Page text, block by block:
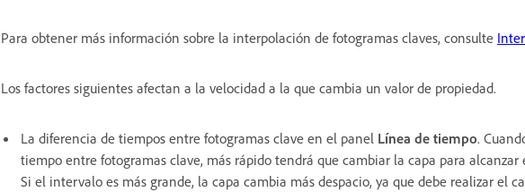
Para obtener más información sobre la interpolación de fotogramas claves, consulte
Los factores siguientes afectan a la velocidad a la que cambia un valor de propiedad.
La diferencia de tiempos entre fotogramas clave en el panel Línea de tiempo.
tiempo entre fotogramas clave, más rápido tendrá que cambiar la capa para
Si el intervalo es más grande, la capa cambia más despacio, ya que debe realizar el